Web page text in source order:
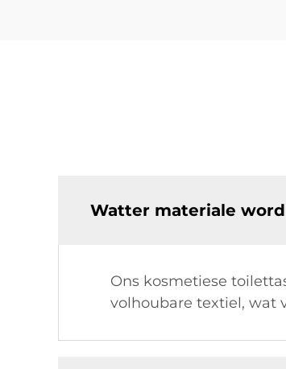
Watter materiale
Ons kosmetiese
volhoubare textiel, wat